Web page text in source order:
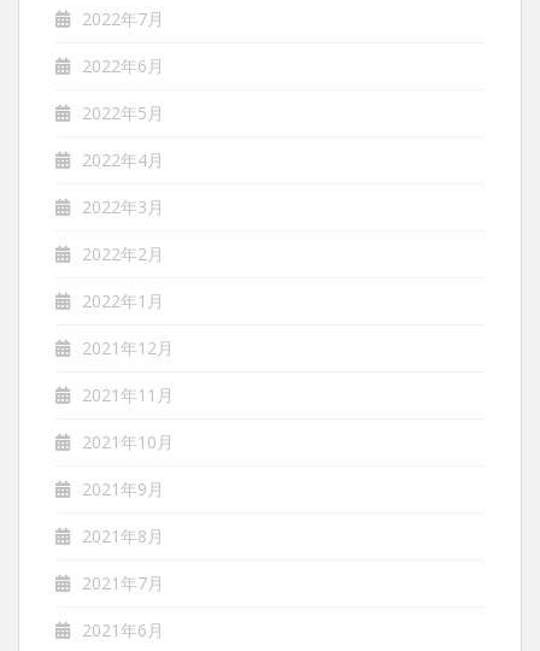
2022年7月
2022年6月
2022年5月
2022年4月
2022年3月
2022年2月
2022年1月
2021年12月
2021年11月
2021年10月
2021年9月
2021年8月
2021年7月
2021年6月